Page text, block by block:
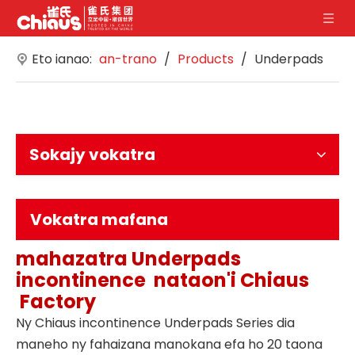
Eto ianao: an-trano / Products / Underpads
Sokajy vokatra
Vokatra mafana
mahazatra Underpads
incontinence nataon'i Chiaus
Factory
Ny Chiaus incontinence Underpads Series dia
maneho ny fahaizana manokana efa ho 20 taona